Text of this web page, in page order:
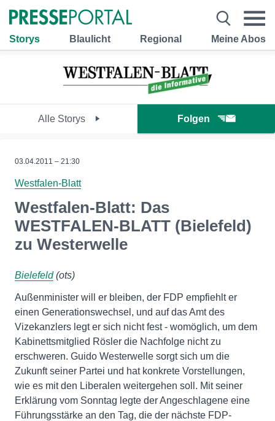
Storys Blaulicht Regional Meine Abos
Alle Storys Folgen
03.04.2011 – 21:30
Westfalen-Blatt
Westfalen-Blatt: Das
WESTFALEN-BLATT (Bielefeld)
zu Westerwelle
Bielefeld(ots)
Außenminister will er bleiben, der FDP empfiehlt er
einen Generationswechsel, und auf das Amt des
Vizekanzlers legt er sich nicht fest - womöglich, um dem
Kabinettsmitglied Rösler die Nachfolge nicht zu
erschweren. Guido Westerwelle sorgt sich um die
Zukunft seiner Partei und hat konkrete Vorstellungen,
wie es mit den Liberalen weitergehen soll. Mit seiner
Erklärung vom Sonntag legte der Angeschlagene eine
Führungsstärke an den Tag, die der nächste FDP-